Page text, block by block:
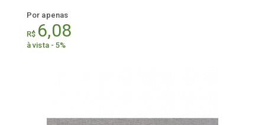
Por apenas
R$ 6,08
à vista - 5%